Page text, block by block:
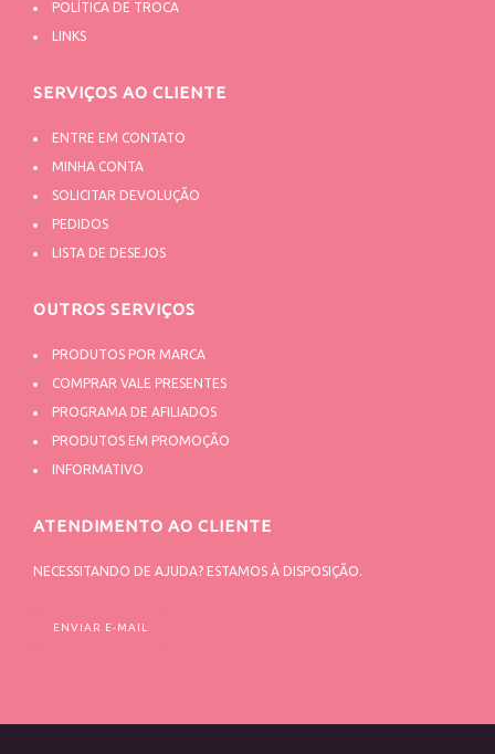
POLÍTICA DE TROCA
LINKS
SERVIÇOS AO CLIENTE
ENTRE EM CONTATO
MINHA CONTA
SOLICITAR DEVOLUÇÃO
PEDIDOS
LISTA DE DESEJOS
OUTROS SERVIÇOS
PRODUTOS POR MARCA
COMPRAR VALE PRESENTES
PROGRAMA DE AFILIADOS
PRODUTOS EM PROMOÇÃO
INFORMATIVO
ATENDIMENTO AO CLIENTE
NECESSITANDO DE AJUDA? ESTAMOS À DISPOSIÇÃO.
ENVIAR E-MAIL